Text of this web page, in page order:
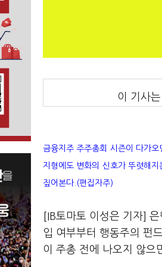
이 기사는
금융지주 주주총회 시즌이 다가
지형에도 변화의 신호가 뚜렷해
짚어본다.(편집자주)
[IB토마토 이성은 기자]
입 여부부터 행동주의 펀
이 주총 전에 나오지 않으